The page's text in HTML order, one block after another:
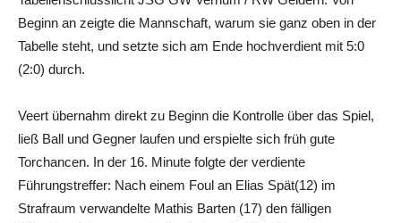
Beginn an zeigte die Mannschaft, warum sie ganz oben in der
Tabelle steht, und setzte sich am Ende hochverdient mit 5:0
(2:0) durch.
Veert übernahm direkt zu Beginn die Kontrolle über das Spiel,
ließ Ball und Gegner laufen und erspielte sich früh gute
Torchancen. In der 16. Minute folgte der verdiente
Führungstreffer: Nach einem Foul an Elias Spät(12) im
Strafraum verwandelte Mathis Barten (17) den fälligen